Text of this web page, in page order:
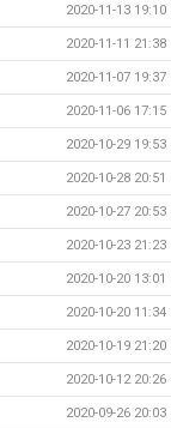
2020-11-13 19:10
2020-11-11 21:38
2020-11-07 19:37
2020-11-06 17:15
2020-10-29 19:53
2020-10-28 20:51
2020-10-27 20:53
2020-10-23 21:23
2020-10-20 13:01
2020-10-20 11:34
2020-10-19 21:20
2020-10-12 20:26
2020-09-26 20:03